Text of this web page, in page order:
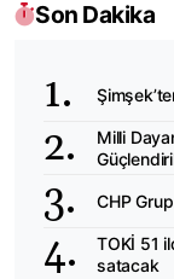
Son Dakika
Milli
CHP
TOKİ 51
satacak